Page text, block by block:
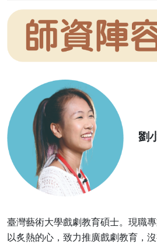
劉
臺灣藝術大學戲劇教育碩士。現職專
以炙熱的心，致力推廣戲劇教育，